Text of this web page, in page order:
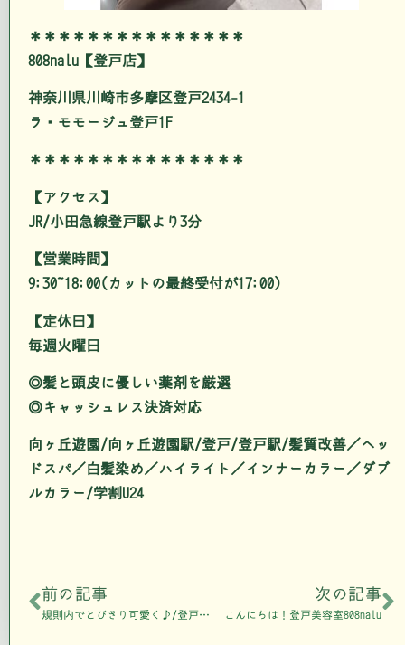
＊＊＊＊＊＊＊＊＊＊＊＊＊＊＊
808nalu【登戸店】
神奈川県川崎市多摩区登戸2434-1
ラ・モモージュ登戸1F
＊＊＊＊＊＊＊＊＊＊＊＊＊＊＊
【アクセス】
JR/小田急線登戸駅より3分
【営業時間】
9:30~18:00(カットの最終受付が17:00)
【定休日】
毎週火曜日
◎髪と頭皮に優しい薬剤を厳選
◎キャッシュレス決済対応
向ヶ丘遊園/向ヶ丘遊園駅/登戸/登戸駅/髪質改善／ヘッ
ドスパ／白髪染め／ハイライト／インナーカラー／ダブ
ルカラー/学割U24
前の記事
規則内でとびきり可愛く♪/登戸美容室808nalu
次の記事
こんにちは！登戸美容室808nalu